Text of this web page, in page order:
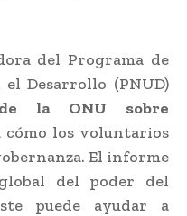
del Programa de
Desarrollo (PNUD)
la ONU sobre
cómo los voluntarios
El informe
del poder del
puede ayudar a